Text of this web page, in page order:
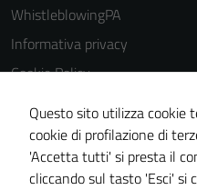
WhistleblowingPA
Informativa privacy
Cookie Policy
Note legali
Dichiarazione di accessibilità
Piano di miglioramento del sito
Questo sito utilizza cookie
cookie di profilazione di
'Accetta tutti' si presta il
cliccando sul tasto 'Esci' si